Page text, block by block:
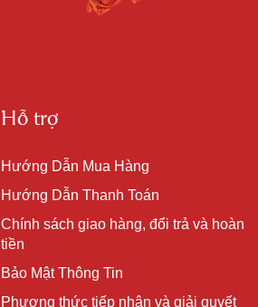
Hỗ trợ
Hướng Dẫn Mua Hàng
Hướng Dẫn Thanh Toán
Chính sách giao hàng, đổi trả và hoàn
tiền
Bảo Mật Thông Tin
Phương thức tiếp nhận và giải quyết